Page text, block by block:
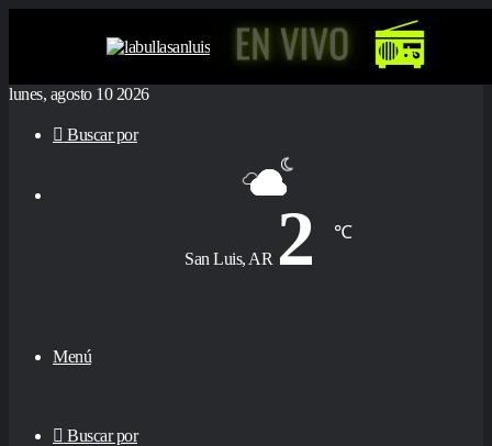
lunes, agosto 10 2026
Buscar por
San Luis, AR 2 ℃
Menú
Buscar por